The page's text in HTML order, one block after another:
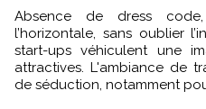
Absence de dress
l’horizontale, sans oublier
start-ups véhiculent une
attractives. L'ambiance de
de séduction, notamment